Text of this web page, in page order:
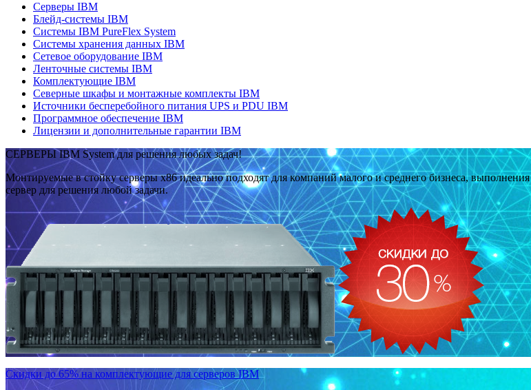
Серверы IBM
Блейд-системы IBM
Системы IBM PureFlex System
Системы хранения данных IBM
Сетевое оборудование IBM
Ленточные системы IBM
Комплектующие IBM
Северные шкафы и монтажные комплекты IBM
Источники бесперебойного питания UPS и PDU IBM
Программное обеспечение IBM
Лицензии и дополнительные гарантии IBM
СЕРВЕРЫ IBM System для решения любых задач!
Монтируемые в стойку серверы x86 идеально подходят для компаний малого и среднего бизнеса,
сервер для решения любой задачи.
Скидки до 65% на комплектующие для серверов IBM